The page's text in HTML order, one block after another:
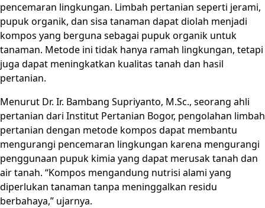
pencemaran lingkungan. Limbah pertanian seperti jerami,
pupuk organik, dan sisa tanaman dapat diolah menjadi
kompos yang berguna sebagai pupuk organik untuk
tanaman. Metode ini tidak hanya ramah lingkungan, tetapi
juga dapat meningkatkan kualitas tanah dan hasil
pertanian.
Menurut Dr. Ir. Bambang Supriyanto, M.Sc., seorang ahli
pertanian dari Institut Pertanian Bogor, pengolahan limbah
pertanian dengan metode kompos dapat membantu
mengurangi pencemaran lingkungan karena mengurangi
penggunaan pupuk kimia yang dapat merusak tanah dan
air tanah. “Kompos mengandung nutrisi alami yang
diperlukan tanaman tanpa meninggalkan residu
berbahaya,” ujarnya.